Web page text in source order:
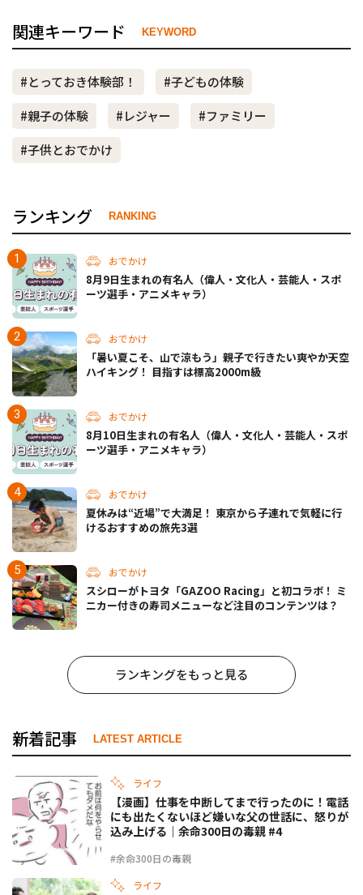
関連キーワード KEYWORD
#とっておき体験部！
#子どもの体験
#親子の体験
#レジャー
#ファミリー
#子供とおでかけ
ランキング RANKING
おでかけ
8月9日生まれの有名人（偉人・文化人・芸能人・スポ
ーツ選手・アニメキャラ）
おでかけ
「暑い夏こそ、山で涼もう」親子で行きたい爽やか天空
ハイキング！ 目指すは標高2000m級
おでかけ
8月10日生まれの有名人（偉人・文化人・芸能人・スポ
ーツ選手・アニメキャラ）
おでかけ
夏休みは“近場”で大満足！ 東京から子連れで気軽に行
けるおすすめの旅先3選
おでかけ
スシローがトヨタ「GAZOO Racing」と初コラボ！ ミ
ニカー付きの寿司メニューなど注目のコンテンツは？
ランキングをもっと見る
新着記事 LATEST ARTICLE
ライフ
#余命300日の毒親
【漫画】仕事を中断してまで行ったのに！電話
にも出たくないほど嫌いな父の世話に、怒りが
込み上げる｜余命300日の毒親 #4
ライフ